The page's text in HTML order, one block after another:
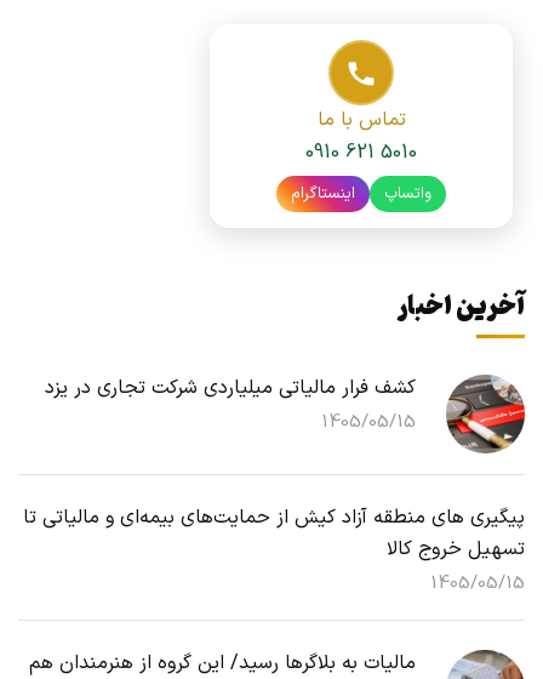
تماس با ما
0910 621 5010
واتساپ اینستاگرام
آخرین اخبار
کشف فرار مالیاتی میلیاردی شرکت تجاری در یزد
1405/05/15
پیگیری های منطقه آزاد کیش از حمایت‌های بیمه‌ای و مالیاتی تا
تسهیل خروج کالا
1405/05/15
مالیات به بلاگرها رسید/ این گروه از هنرمندان هم